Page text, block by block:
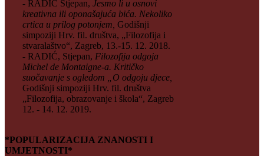
- RADIĆ Stjepan, Jesmo li u osnovi
kreativna ili oponašajuća bića. Nekoliko
crtica u prilog potonjem, Godišnji
simpoziji Hrv. fil. društva, „Filozofija i
stvaralaštvo“, Zagreb, 13.-15. 12. 2018.
- RADIĆ, Stjepan, Filozofija odgoja
Michel de Montaigne-a. Kritičko
suočavanje s ogledom „O odgoju djece,
Godišnji simpoziji Hrv. fil. društva
„Filozofija, obrazovanje i škola“, Zagreb
12. - 14. 12. 2019.
*POPULARIZACIJA ZNANOSTI I
UMJETNOSTI*